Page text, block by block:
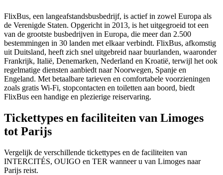
FlixBus, een langeafstandsbusbedrijf, is actief in zowel Europa als
de Verenigde Staten. Opgericht in 2013, is het uitgegroeid tot een
van de grootste busbedrijven in Europa, die meer dan 2.500
bestemmingen in 30 landen met elkaar verbindt. FlixBus, afkomstig
uit Duitsland, heeft zich snel uitgebreid naar buurlanden, waaronder
Frankrijk, Italië, Denemarken, Nederland en Kroatië, terwijl het ook
regelmatige diensten aanbiedt naar Noorwegen, Spanje en
Engeland. Met betaalbare tarieven en comfortabele voorzieningen
zoals gratis Wi-Fi, stopcontacten en toiletten aan boord, biedt
FlixBus een handige en plezierige reiservaring.
Tickettypes en faciliteiten van Limoges
tot Parijs
Vergelijk de verschillende tickettypes en de faciliteiten van
INTERCITÉS, OUIGO en TER wanneer u van Limoges naar
Parijs reist.